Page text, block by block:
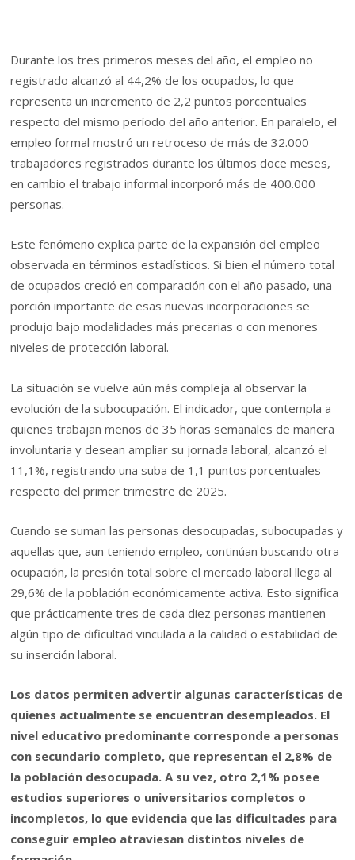
Durante los tres primeros meses del año, el empleo no
registrado alcanzó al 44,2% de los ocupados, lo que
representa un incremento de 2,2 puntos porcentuales
respecto del mismo período del año anterior. En paralelo, el
empleo formal mostró un retroceso de más de 32.000
trabajadores registrados durante los últimos doce meses,
en cambio el trabajo informal incorporó más de 400.000
personas.
Este fenómeno explica parte de la expansión del empleo
observada en términos estadísticos. Si bien el número total
de ocupados creció en comparación con el año pasado, una
porción importante de esas nuevas incorporaciones se
produjo bajo modalidades más precarias o con menores
niveles de protección laboral.
La situación se vuelve aún más compleja al observar la
evolución de la subocupación. El indicador, que contempla a
quienes trabajan menos de 35 horas semanales de manera
involuntaria y desean ampliar su jornada laboral, alcanzó el
11,1%, registrando una suba de 1,1 puntos porcentuales
respecto del primer trimestre de 2025.
Cuando se suman las personas desocupadas, subocupadas y
aquellas que, aun teniendo empleo, continúan buscando otra
ocupación, la presión total sobre el mercado laboral llega al
29,6% de la población económicamente activa. Esto significa
que prácticamente tres de cada diez personas mantienen
algún tipo de dificultad vinculada a la calidad o estabilidad de
su inserción laboral.
Los datos permiten advertir algunas características de
quienes actualmente se encuentran desempleados. El
nivel educativo predominante corresponde a personas
con secundario completo, que representan el 2,8% de
la población desocupada. A su vez, otro 2,1% posee
estudios superiores o universitarios completos o
incompletos, lo que evidencia que las dificultades para
conseguir empleo atraviesan distintos niveles de